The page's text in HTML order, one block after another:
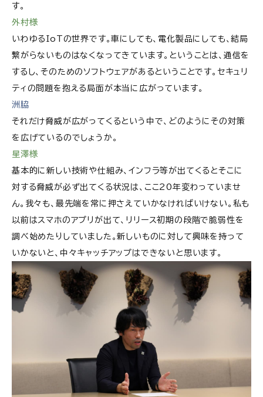
す。
外村様
いわゆるIoTの世界です。車にしても、電化製品にしても、結局
繋がらないものはなくなってきています。ということは、通信を
するし、そのためのソフトウェアがあるということです。セキュリ
ティの問題を抱える局面が本当に広がっています。
洲脇
それだけ脅威が広がってくるという中で、どのようにその対策
を広げているのでしょうか。
星澤様
基本的に新しい技術や仕組み、インフラ等が出てくるとそこに
対する脅威が必ず出てくる状況は、ここ20年変わっていませ
ん。我々も、最先端を常に押さえていかなければいけない。私も
以前はスマホのアプリが出て、リリース初期の段階で脆弱性を
調べ始めたりしていました。新しいものに対して興味を持って
いかないと、中々キャッチアップはできないと思います。